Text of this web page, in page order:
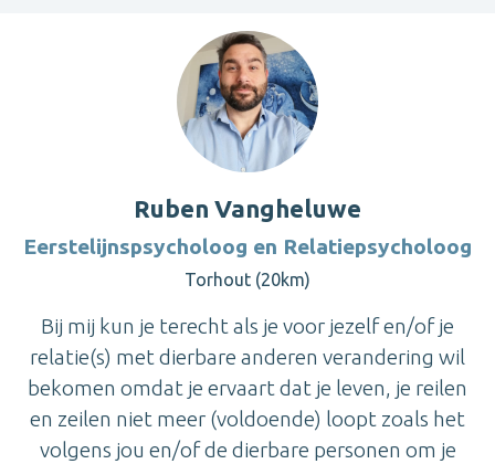
Ruben Vangheluwe
Eerstelijnspsycholoog en Relatiepsycholoog
Torhout (20km)
Bij mij kun je terecht als je voor jezelf en/of je
relatie(s) met dierbare anderen verandering wil
bekomen omdat je ervaart dat je leven, je reilen
en zeilen niet meer (voldoende) loopt zoals het
volgens jou en/of de dierbare personen om je